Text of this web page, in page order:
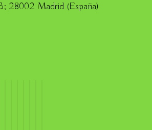
28002 Madrid (España)